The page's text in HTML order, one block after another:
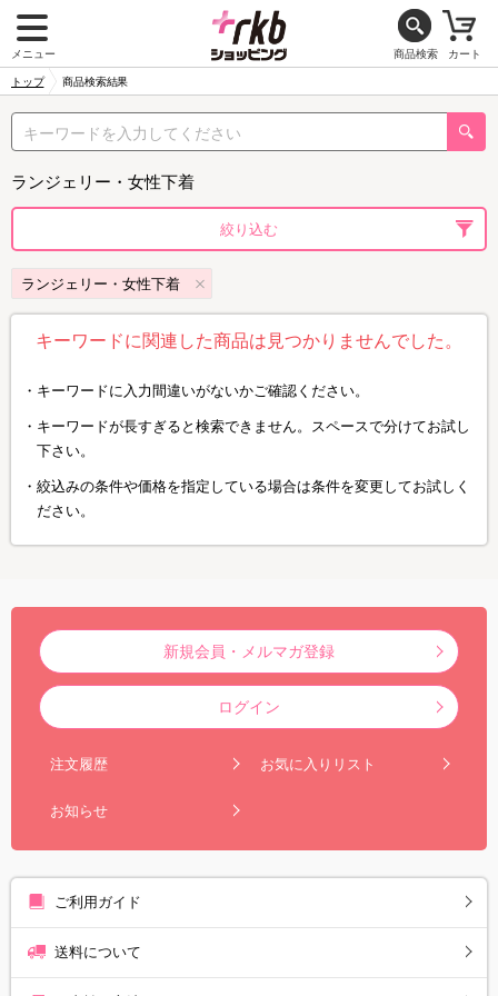
メニュー 商品検索 カート
トップ 商品検索結果
ランジェリー・女性下着
絞り込む
ランジェリー・女性下着
キーワードに関連した商品は見つかりませんでした。
キーワードに入力間違いがないかご確認ください。
キーワードが長すぎると検索できません。スペースで分けてお試し
下さい。
絞込みの条件や価格を指定している場合は条件を変更してお試しく
ださい。
新規会員・メルマガ登録
ログイン
注文履歴 お気に入りリスト
お知らせ
ご利用ガイド
送料について